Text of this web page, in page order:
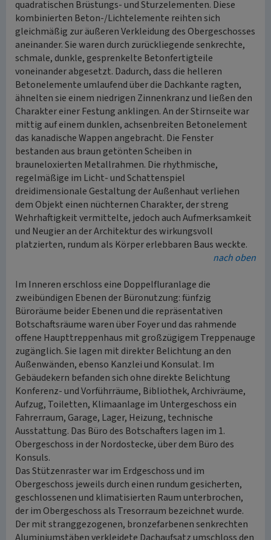
quadratischen Brüstungs- und Sturzelementen. Diese
kombinierten Beton-/Lichtelemente reihten sich
gleichmäßig zur äußeren Verkleidung des Obergeschosses
aneinander. Sie waren durch zurückliegende senkrechte,
schmale, dunkle, gesprenkelte Betonfertigteile
voneinander abgesetzt. Dadurch, dass die helleren
Betonelemente umlaufend über die Dachkante ragten,
ähnelten sie einem niedrigen Zinnenkranz und ließen den
Charakter einer Festung anklingen. An der Stirnseite war
mittig auf einem dunklen, achsenbreiten Betonelement
das kanadische Wappen angebracht. Die Fenster
bestanden aus braun getönten Scheiben in
brauneloxierten Metallrahmen. Die rhythmische,
regelmäßige im Licht- und Schattenspiel
dreidimensionale Gestaltung der Außenhaut verliehen
dem Objekt einen nüchternen Charakter, der streng
Wehrhaftigkeit vermittelte, jedoch auch Aufmerksamkeit
und Neugier an der Architektur des wirkungsvoll
platzierten, rundum als Körper erlebbaren Baus weckte.
nach oben
Im Inneren erschloss eine Doppelfluranlage die
zweibündigen Ebenen der Büronutzung: fünfzig
Büroräume beider Ebenen und die repräsentativen
Botschaftsräume waren über Foyer und das rahmende
offene Haupttreppenhaus mit großzügigem Treppenauge
zugänglich. Sie lagen mit direkter Belichtung an den
Außenwänden, ebenso Kanzlei und Konsulat. Im
Gebäudekern befanden sich ohne direkte Belichtung
Konferenz- und Vorführräume, Bibliothek, Archivräume,
Aufzug, Toiletten, Klimaanlage im Untergeschoss ein
Fahrerraum, Garage, Lager, Heizung, technische
Ausstattung. Das Büro des Botschafters lagen im 1.
Obergeschoss in der Nordostecke, über dem Büro des
Konsuls.
Das Stützenraster war im Erdgeschoss und im
Obergeschoss jeweils durch einen rundum gesicherten,
geschlossenen und klimatisierten Raum unterbrochen,
der im Obergeschoss als Tresorraum bezeichnet wurde.
Der mit stranggezogenen, bronzefarbenen senkrechten